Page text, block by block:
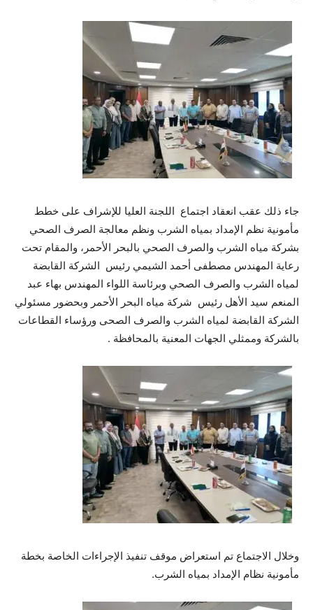
جاء ذلك عقب انعقاد اجتماع اللجنة العليا للإشراف على خطط
مأمونية نظم الإمداد بمياه الشرب ونظم معالجة الصرف الصحي
بشركة مياه الشرب والصرف الصحي بالبحر الأحمر، والمقام تحت
رعاية المهندس مصطفى أحمد الشيمي رئيس الشركة القابضة
لمياه الشرب والصرف الصحي وبرئاسة اللواء المهندس بهاء عبد
المنعم سيد الأهل رئيس شركة مياه البحر الأحمر وبحضور مسئولي
الشركة القابضة لمياه الشرب والصرف الصحى ورؤساء القطاعات
بالشركة وممثلي الجهات المعنية بالمحافظة .
وخلال الاجتماع تم استعراض موقف تنفيذ الإجراءات الخاصة بخطة
مأمونية نظام الإمداد بمياه الشرب.